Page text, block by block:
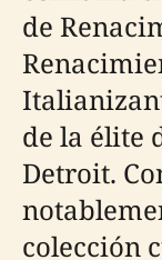
de
de la élite
Detroit.
colección